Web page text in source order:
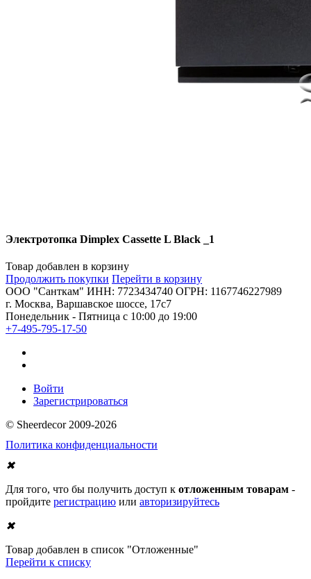
Электротопка Dimplex Cassette L Black _1
Товар добавлен в корзину
Продолжить покупки Перейти в корзину
ООО "Санткам" ИНН: 7723434740 ОГРН: 1167746227989
г. Москва, Варшавское шоссе, 17с7
Понедельник - Пятница с 10:00 до 19:00
+7-495-795-17-50
Войти
Зарегистрироваться
© Sheerdecor 2009-2026
Политика конфиденциальности
✖
Для того, что бы получить доступ к отложенным товарам -
пройдите регистрацию или авторизируйтесь
✖
Товар добавлен в список "Отложенные"
Перейти к списку